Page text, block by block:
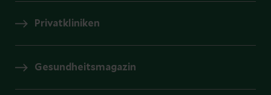
Privatkliniken
Gesundheitsmagazin